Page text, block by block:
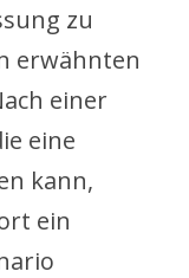
zu
erwähnten
einer
eine
kann,
ein